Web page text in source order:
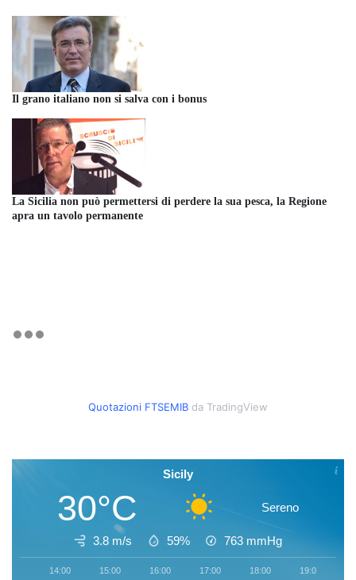
Il grano italiano non si salva con i bonus
La Sicilia non può permettersi di perdere la sua pesca, la Regione
apra un tavolo permanente
Quotazioni FTSEMIB da TradingView
Sicily
30°C Sereno
3.8 m/s 59% 763 mmHg
14:00 15:00 16:00 17:00 18:00 19:00